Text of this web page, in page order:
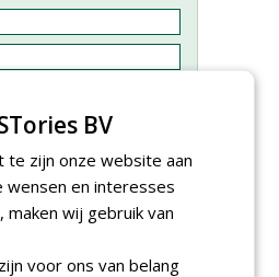
BV
te zijn onze website aan
wensen en interesses
maken wij gebruik van
voor ons van belang